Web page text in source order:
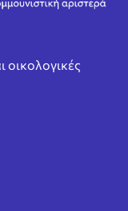
οικολογικές